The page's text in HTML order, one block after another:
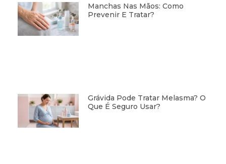
Manchas Nas Mãos: Como
Prevenir E Tratar?
Grávida Pode Tratar Melasma? O
Que É Seguro Usar?